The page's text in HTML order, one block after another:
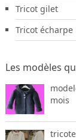
Tricot gilet
Tricot écharpe
Les modèles
mois